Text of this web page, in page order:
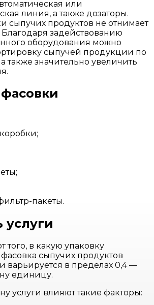
или
линия, а также дозаторы.
сыпучих продуктов не отнимает
задействованию
оборудования можно
сыпучей продукции по
также значительно увеличить
пакеты.
услуги
того, в какую упаковку
сыпучих продуктов
варьируется в пределах 0,4 —
единицу.
услуги влияют такие факторы: